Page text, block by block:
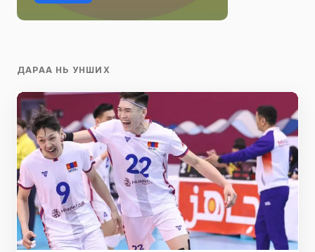
ДАРАА НЬ УНШИХ